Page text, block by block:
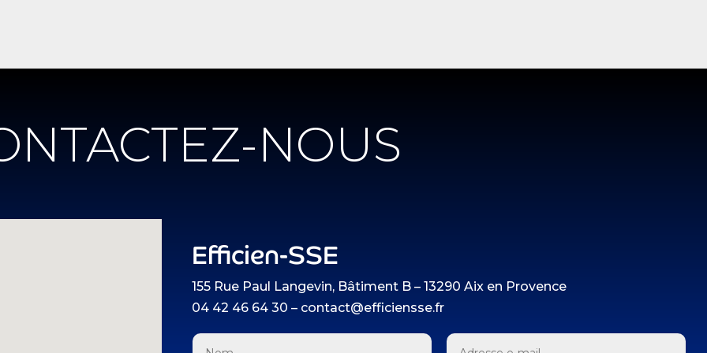
NOUS
Efficien-SSE
155 Rue Paul Langevin, Bâtiment B – 13290 Aix en Provence
04 42 46 64 30 – contact@efficiensse.fr